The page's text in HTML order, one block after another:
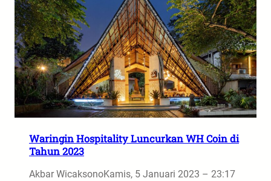
Waringin Hospitality Luncurkan WH Coin di
Tahun 2023
Akbar WicaksonoKamis, 5 Januari 2023 – 23:17